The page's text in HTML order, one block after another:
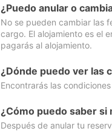
¿Puedo anular o
No se pueden cambiar las
cargo. El alojamiento es el
pagarás al alojamiento.
¿Dónde puedo ver las
Encontrarás las
¿Cómo puedo saber si
Después de anular tu